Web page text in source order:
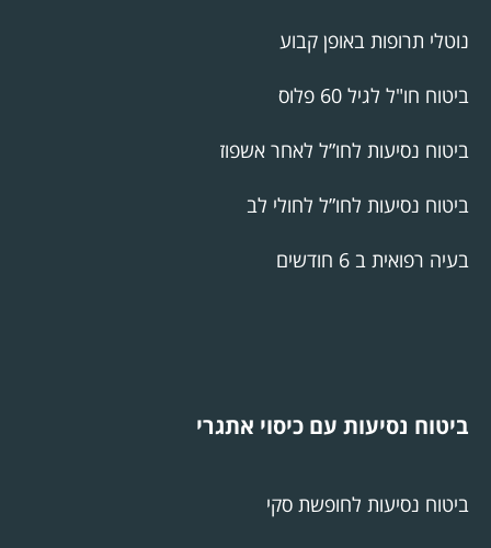
נוטלי תרופות באופן קבוע
ביטוח חו"ל לגיל 60 פלוס
ביטוח נסיעות לחו”ל לאחר אשפוז
ביטוח נסיעות לחו”ל לחולי לב
בעיה רפואית ב 6 חודשים
ביטוח נסיעות עם כיסוי אתגרי
ביטוח נסיעות לחופשת סקי